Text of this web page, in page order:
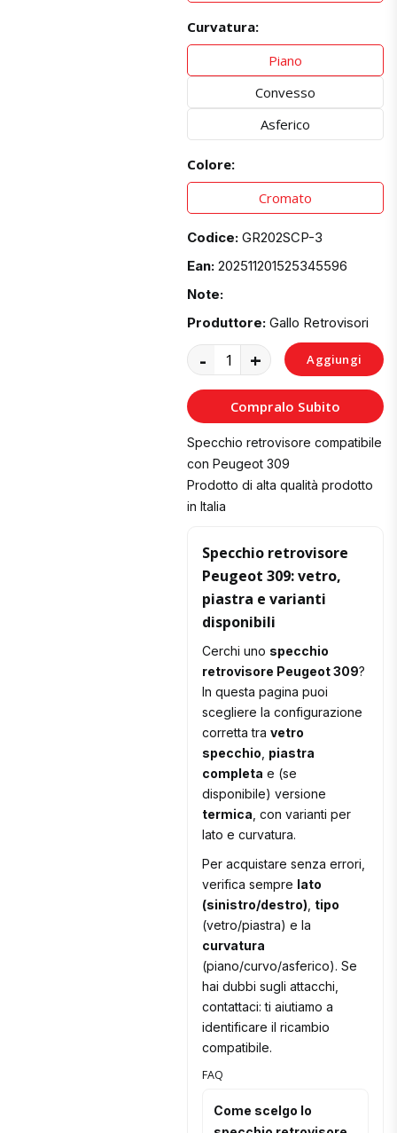
Curvatura:
Piano
Convesso
Asferico
Colore:
Cromato
Codice: GR202SCP-3
Ean: 202511201525345596
Note:
Produttore: Gallo Retrovisori
- + Aggiungi
al
Carrello
Compralo Subito
Specchio retrovisore compatibile
con Peugeot 309
Prodotto di alta qualità prodotto
in Italia
Specchio retrovisore
Peugeot 309: vetro,
piastra e varianti
disponibili
Cerchi uno specchio
retrovisore Peugeot 309?
In questa pagina puoi
scegliere la configurazione
corretta travetro
specchio piastra
completa e (se
disponibile) versione
termica , con varianti per
lato e curvatura.
Per acquistare senza errori,
verifica sempre lato
(sinistro/destro) tipo
(vetro/piastra) e la
curvatura
(piano/curvo/asferico). Se
hai dubbi sugli attacchi,
contattaci: ti aiutiamo a
identificare il ricambio
compatibile.
FAQ
Come scelgo lo